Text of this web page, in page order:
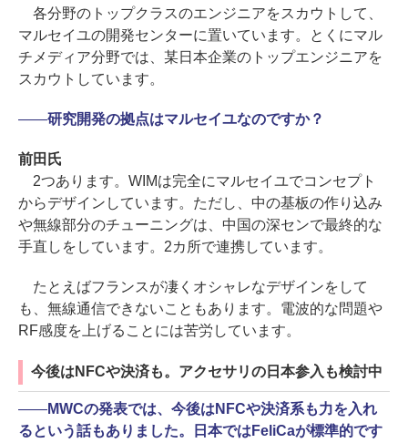
各分野のトップクラスのエンジニアをスカウトして、
マルセイユの開発センターに置いています。とくにマル
チメディア分野では、某日本企業のトップエンジニアを
スカウトしています。
――研究開発の拠点はマルセイユなのですか？
前田氏
2つあります。WIMは完全にマルセイユでコンセプト
からデザインしています。ただし、中の基板の作り込み
や無線部分のチューニングは、中国の深センで最終的な
手直しをしています。2カ所で連携しています。
たとえばフランスが凄くオシャレなデザインをして
も、無線通信できないこともあります。電波的な問題や
RF感度を上げることには苦労しています。
今後はNFCや決済も。アクセサリの日本参入も検討中
――MWCの発表では、今後はNFCや決済系も力を入れ
るという話もありました。日本ではFeliCaが標準的です